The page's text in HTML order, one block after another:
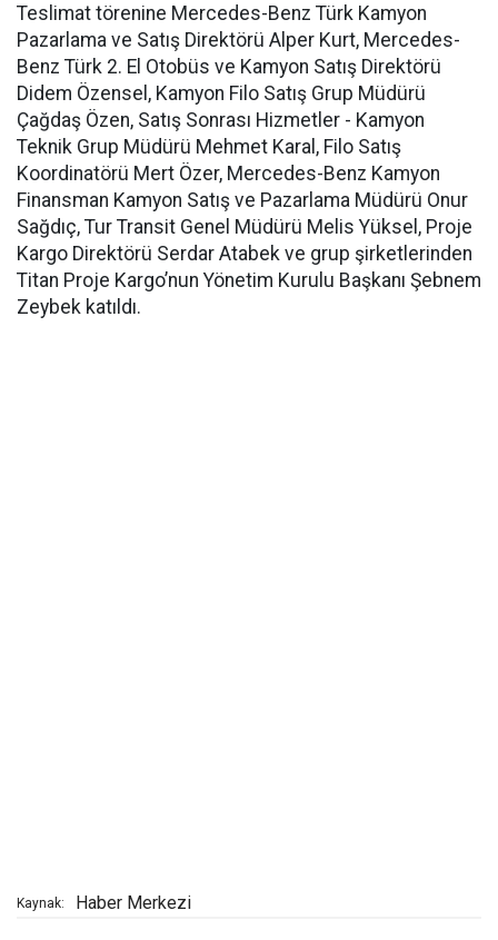
Teslimat törenine Mercedes-Benz Türk Kamyon
Pazarlama ve Satış Direktörü Alper Kurt, Mercedes-
Benz Türk 2. El Otobüs ve Kamyon Satış Direktörü
Didem Özensel, Kamyon Filo Satış Grup Müdürü
Çağdaş Özen, Satış Sonrası Hizmetler - Kamyon
Teknik Grup Müdürü Mehmet Karal, Filo Satış
Koordinatörü Mert Özer, Mercedes-Benz Kamyon
Finansman Kamyon Satış ve Pazarlama Müdürü Onur
Sağdıç, Tur Transit Genel Müdürü Melis Yüksel, Proje
Kargo Direktörü Serdar Atabek ve grup şirketlerinden
Titan Proje Kargo’nun Yönetim Kurulu Başkanı Şebnem
Zeybek katıldı.
Kaynak: Haber Merkezi